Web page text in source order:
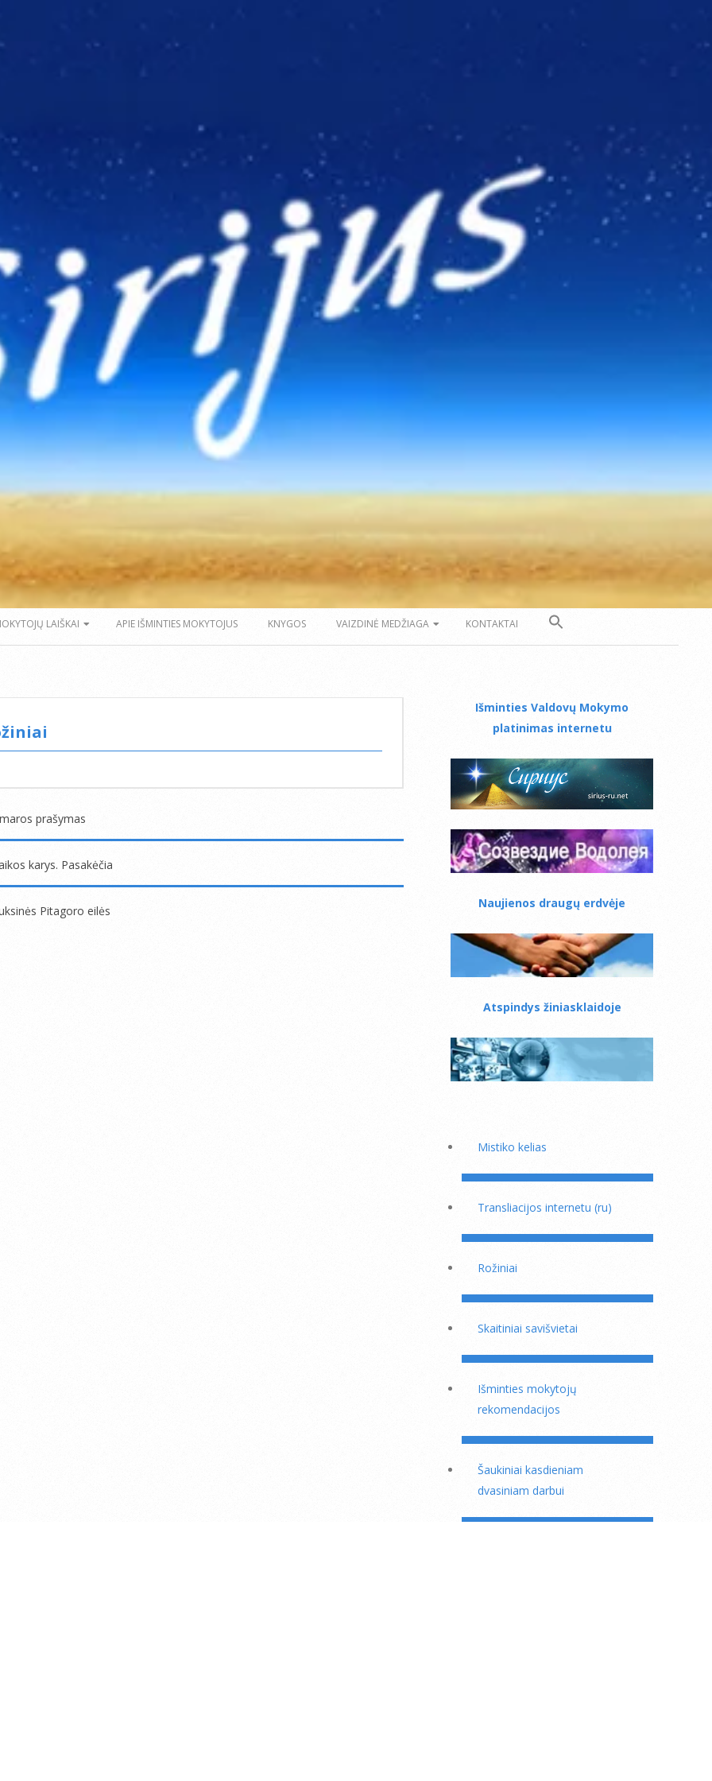
LAIŠKAI APIE IŠMINTIES MOKYTOJUS KNYGOS VAIZDINĖ MEDŽIAGA KONTAKTAI
prašymas
karys. Pasakėčia
Pitagoro eilės
Išminties Valdovų Mokymo
platinimas internetu
Naujienos draugų erdvėje
Atspindys žiniasklaidoje
Mistiko kelias
Transliacijos internetu (ru)
Rožiniai
Skaitiniai savišvietai
Išminties mokytojų
rekomendacijos
Šaukiniai kasdieniam
dvasiniam darbui